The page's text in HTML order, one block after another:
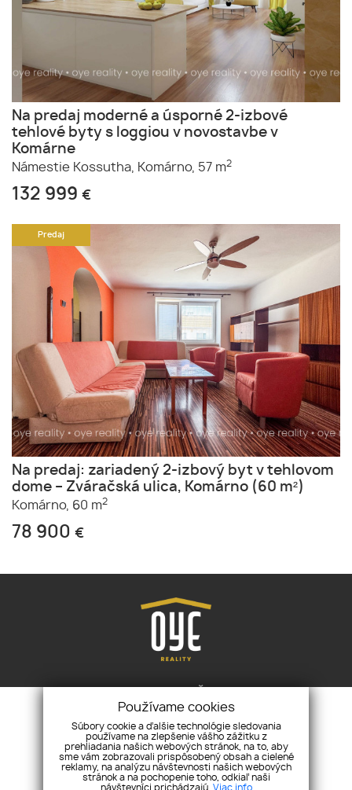
Na predaj moderné a úsporné 2-izbové
tehlové byty s loggiou v novostavbe v
Komárne
Námestie Kossutha, Komárno, 57 m2
132 999 €
Predaj
Na predaj: zariadený 2-izbový byt v tehlovom
dome – Zváračská ulica, Komárno (60 m²)
Komárno, 60 m2
78 900 €
OYE Reality
nám. M. R. Štefánika 6, 945 01
Komárno
+421 905 777 001
levay@oye.sk
ÚVOD NEHNUTEĽNOSTI O NÁS SLUŽBY
KONTAKT
Používame cookies
Súbory cookie a ďalšie technológie sledovania
používame na zlepšenie vášho zážitku z
prehliadania našich webových stránok, na to, aby
sme vám zobrazovali prispôsobený obsah a cielené
reklamy, na analýzu návštevnosti našich webových
stránok a na pochopenie toho, odkiaľ naši
návštevníci prichádzajú. Viac info